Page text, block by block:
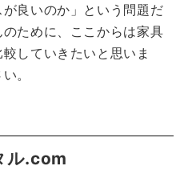
良いのか」という問題だ
ために、ここからは家具
していきたいと思いま
。
ル.com